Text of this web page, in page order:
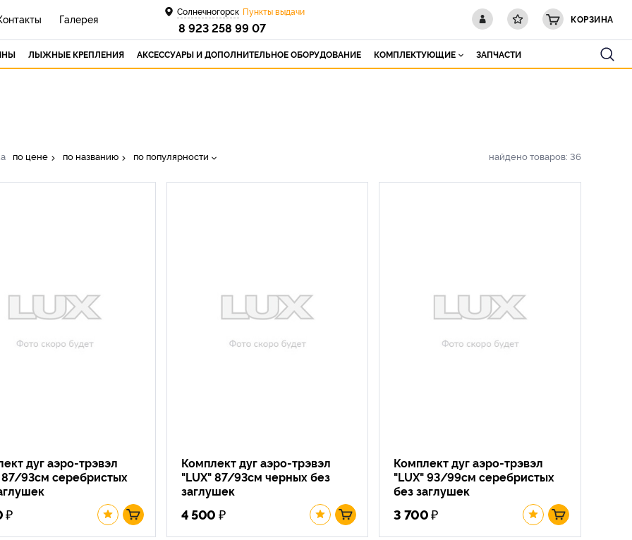
КОРЗИНА
Солнечногорск Пункты выдачи
8 923 258 99 07
Галерея
ЛЫЖНЫЕ КРЕПЛЕНИЯ АКСЕССУАРЫ И ДОПОЛНИТЕЛЬНОЕ ОБОРУДОВАНИЕ КОМПЛЕКТУЮЩИЕ ЗАПЧАСТИ
по цене по названию по популярности найдено товаров: 36
дуг аэро-трэвэл
87/93см серебристых
₽
Комплект дуг аэро-трэвэл
"LUX" 87/93см черных без
заглушек
4 500 ₽
Комплект дуг аэро-трэвэл
"LUX" 93/99см серебристых
без заглушек
3 700₽